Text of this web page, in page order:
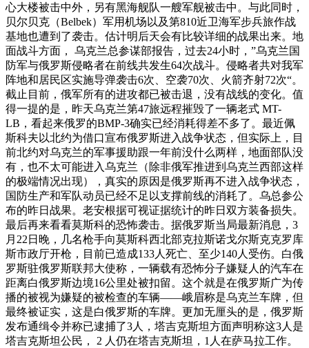
心大楼被击中外，另有黑海舰队一艘军舰被击中。与此同时，
贝尔贝克（Belbek）军用机场以及第810近卫海军步兵旅作战
基地也遭到了袭击。估计明后天会有比较详细的战果出来。地
面战斗方面， 乌克兰总参谋部报告，过去24小时，”乌克兰国
防军与俄罗斯侵略者在前线共发生64次战斗。侵略者共对我军
阵地和居民区实施导弹袭击6次、空袭70次、火箭齐射72次“。
截止目前，俄军所有的进攻都已被击退，没有战线的变化。值
得一提的是，昨天乌克兰第47旅远程摧毁了一辆老式 MT-
LB，看起来俄罗的BMP-3确实已经消耗得差不多了。最近佩
斯科夫以北约为借口宣布俄罗斯进入战争状态，但实际上，目
前北约对乌克兰的军事援助跟一年前没什么两样，地面部队没
有，也不太可能进入乌克兰（除非俄军推进到乌克兰西部这样
的极端情况出现），真实的原因是俄罗斯再不进入战争状态，
国防生产和军队动员已经不足以支撑前线的消耗了。乌总参公
布的昨日战果。老安根据可视证据统计的昨日双方装备损失。
最后再来看看莫斯科的恐怖袭击。据俄罗斯当局最新消息，3
月22日晚，几名枪手向莫斯科西北部克拉斯诺戈尔斯克克罗库
斯市政厅开枪，目前已造成133人死亡、至少140人受伤。白俄
罗斯驻俄罗斯联邦大使称，一辆载有恐怖分子嫌疑人的汽车在
距离白俄罗斯边境16公里处被扣留。这个就是在俄罗斯广为传
播的被视为嫌疑的被检查的车辆——峨眉称是乌克兰车牌，但
最终被证实，这是白俄罗斯的车牌。更加无厘头的是，俄罗斯
发布通缉令并称已逮捕了3人，塔吉克斯坦方面声明称这3人是
塔吉克斯坦公民， 2 人仍在塔吉克斯坦，1人在萨马拉工作。